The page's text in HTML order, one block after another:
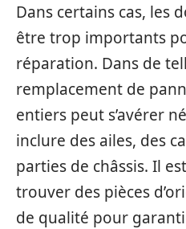
Dans certains cas, les
être trop importants
réparation. Dans de
remplacement de
entiers peut s’avérer
inclure des ailes, des
parties de châssis. Il
trouver des pièces
de qualité pour